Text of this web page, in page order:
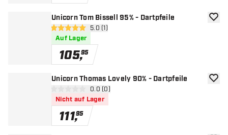
Unicorn Tom Bissell 95% - Dartpfeile
Bewertungsbereich öffnen
5 Bewertungssterne
5.0 (1)
Auf Lager
105,95
Zur
Unicorn Thomas Lovely 90% - Dartpfeile
Bewertungsbereich öffnen
0 Bewertungssterne
0.0 (0)
Nicht auf Lager
111,95
Zur